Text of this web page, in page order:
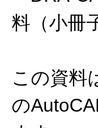
料（小冊
この資料
の